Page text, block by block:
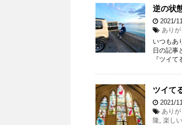
逆の状
2021/
ありが
いつもあ
日の記事
『ツイ
ツイて
2021/
ありが
隆, 楽しい